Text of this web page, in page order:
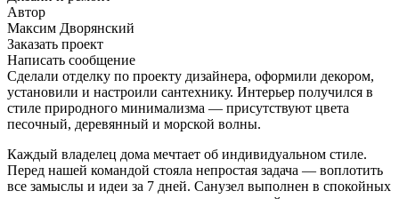
Автор
Максим Дворянский
Заказать проект
Написать сообщение
Сделали отделку по проекту дизайнера, оформили декором,
установили и настроили сантехнику. Интерьер получился в
стиле природного минимализма — присутствуют цвета
песочный, деревянный и морской волны.
Каждый владелец дома мечтает об индивидуальном стиле.
Перед нашей командой стояла непростая задача — воплотить
все замыслы и идеи за 7 дней. Санузел выполнен в спокойных